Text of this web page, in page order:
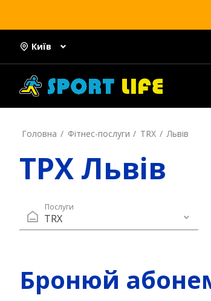
Київ
Головна Фітнес-послуги TRX Львів
ТРХ Львів
Послуги
TRX
Бронюй